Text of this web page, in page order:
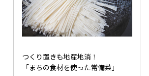
つくり置きも地産地消！
「まちの食材を使った常備菜」